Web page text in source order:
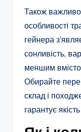
Також важливо
особливості
гейнера
сонливість,
меншим
Обирайте
склад і
гарантує